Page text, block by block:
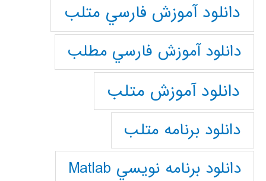
دانلود آموزش فارسي متلب
دانلود آموزش فارسي مطلب
دانلود آموزش متلب
دانلود برنامه متلب
دانلود برنامه نويسي Matlab